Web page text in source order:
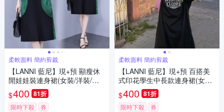
柔軟面料 簡約剪裁
【LANNI 藍尼】現+預 顯瘦休
閒娃娃裝連身裙(女裝/洋裝/連
身裙/長版上衣/休閒/氣質)
$400 81折
限時下殺 券
柔軟面料 簡約剪裁
【LANNI 藍尼】現+預 百搭美
式印花學生中長款連身裙(女上
衣/短袖/連衣裙)
$400 81折
限時下殺 券